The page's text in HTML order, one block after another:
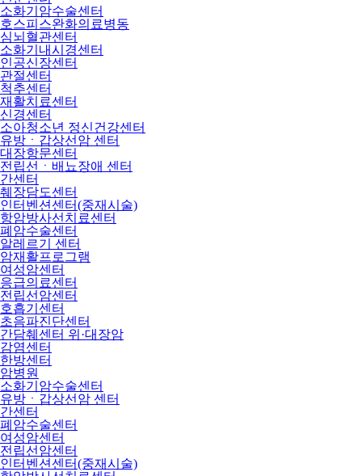
소화기암수술센터
호스피스완화의료병동
심뇌혈관센터
소화기내시경센터
인공신장센터
관절센터
척추센터
재활치료센터
신경센터
소아청소년 정신건강센터
유방ㆍ갑상선암 센터
대장항문센터
전립선ㆍ배뇨장애 센터
간센터
췌장담도센터
인터벤션센터(중재시술)
항암방사선치료센터
폐암수술센터
알레르기 센터
암재활프로그램
여성암센터
응급의료센터
전립선암센터
호흡기센터
초음파진단센터
간담췌센터 위·대장암
감염센터
한방센터
암병원
소화기암수술센터
유방ㆍ갑상선암 센터
간센터
폐암수술센터
여성암센터
전립선암센터
인터벤션센터(중재시술)